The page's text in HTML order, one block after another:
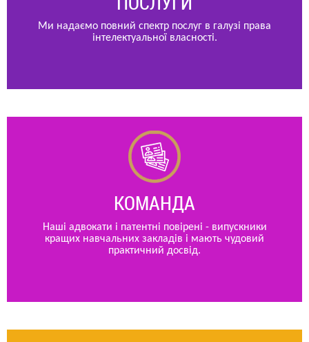
Ми надаємо повний спектр послуг в галузі права
інтелектуальної власності.
КОМАНДА
Наші адвокати і патентні повірені - випускники
кращих навчальних закладів і мають чудовий
практичний досвід.